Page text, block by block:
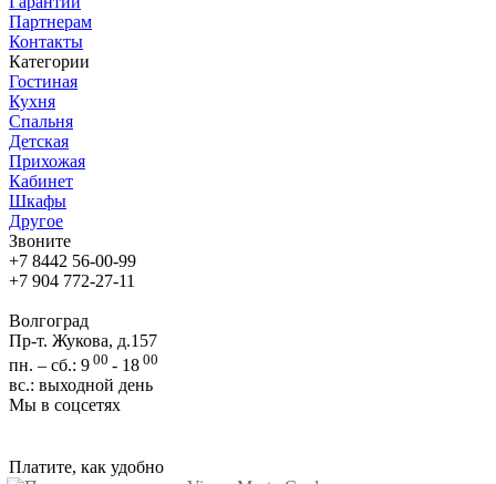
Партнерам
Контакты
Категории
Гостиная
Кухня
Спальня
Детская
Прихожая
Кабинет
Шкафы
Другое
Звоните
+7 8442 56-00-99
+7 904 772-27-11
Волгоград
Пр-т. Жукова, д.157
пн. – сб.: 9 00 - 18 00
вс.: выходной день
Мы в соцсетях
Платите, как удобно